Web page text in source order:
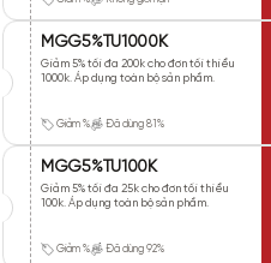
MGG5%TU1000K
Giảm 5% tối đa 200k cho đơn tối thiểu
1000k. Áp dụng toàn bộ sản phẩm.
Giảm % Đã dùng 81%
MGG5%TU100K
Giảm 5% tối đa 25k cho đơn tối thiểu
100k. Áp dụng toàn bộ sản phẩm.
Giảm % Đã dùng 92%